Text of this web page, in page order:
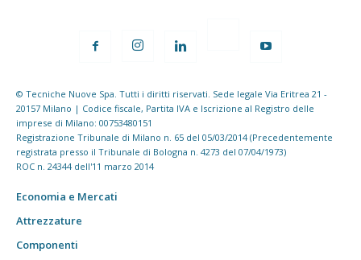
© Tecniche Nuove Spa. Tutti i diritti riservati. Sede legale Via Eritrea 21 -
20157 Milano | Codice fiscale, Partita IVA e Iscrizione al Registro delle
imprese di Milano: 00753480151
Registrazione Tribunale di Milano n. 65 del 05/03/2014 (Precedentemente
registrata presso il Tribunale di Bologna n. 4273 del 07/04/1973)
ROC n. 24344 dell'11 marzo 2014
Economia e Mercati
Attrezzature
Componenti